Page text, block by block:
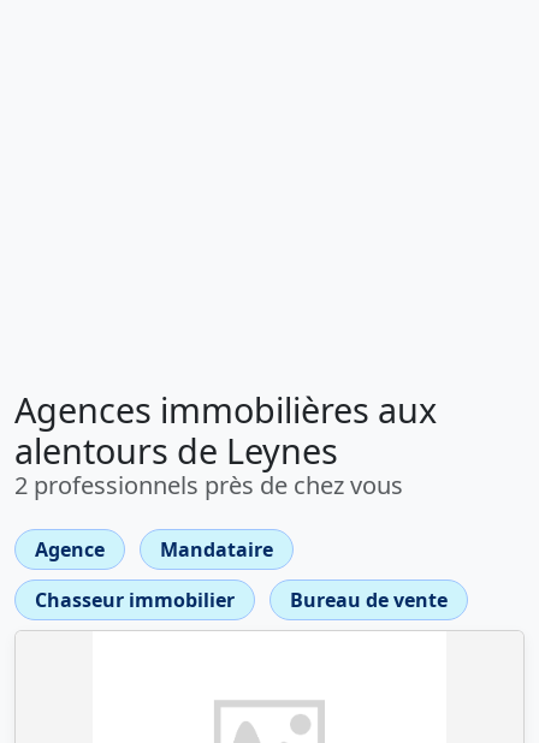
Agences immobilières aux
alentours de Leynes
2 professionnels près de chez vous
Agence
Mandataire
Chasseur immobilier
Bureau de vente